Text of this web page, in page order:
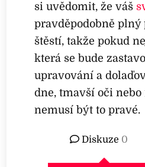
si uvědomit, že váš
pravděpodobně plný
štěstí, takže pokud
která se bude
upravování a
dne, tmavší oči nebo
nemusí být to pravé.
Diskuze 0